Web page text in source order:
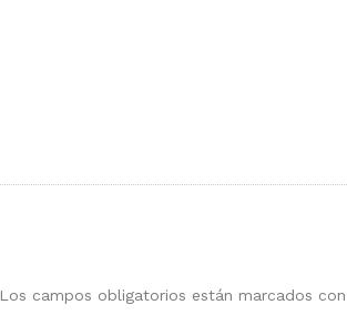
Los campos obligatorios están marcados